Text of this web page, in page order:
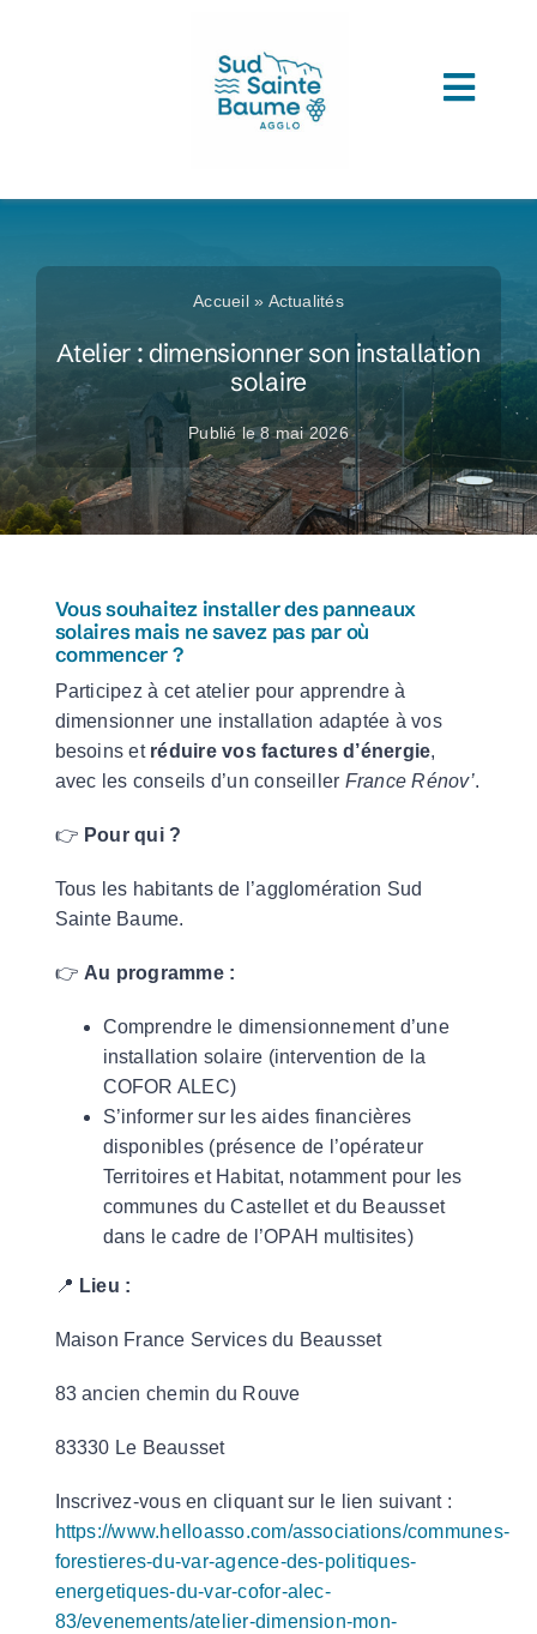
COMPRENDRE L’AGGLOMERATION
CONNAITRE SON ADMINISTRATION
ACCEDER A VOS SERVICES
DECOUVRIR SUD SAINTE BAUME
TOUTES LES ACTUS
LES MÉDIATHÈQUES
Accueil» Actualités
Atelier : dimensionner son installation
solaire
Publié le 8 mai 2026
Vous souhaitez installer des panneaux
solaires mais ne savez pas par où
commencer ?
Participez à cet atelier pour apprendre à
dimensionner une installation adaptée à vos
besoins et réduire vos factures d’énergie,
avec les conseils d’un conseiller France Rénov’.
👉 Pour qui ?
Tous les habitants de l’agglomération Sud
Sainte Baume.
👉 Au programme :
Comprendre le dimensionnement d’une
installation solaire (intervention de la
COFOR ALEC)
S’informer sur les aides financières
disponibles (présence de l’opérateur
Territoires et Habitat, notamment pour les
communes du Castellet et du Beausset
dans le cadre de l’OPAH multisites)
📍 Lieu :
Maison France Services du Beausset
83 ancien chemin du Rouve
83330 Le Beausset
Inscrivez-vous en cliquant sur le lien suivant :
https://www.helloasso.com/associations/communes-
forestieres-du-var-agence-des-politiques-
energetiques-du-var-cofor-alec-
83/evenements/atelier-dimension-mon-